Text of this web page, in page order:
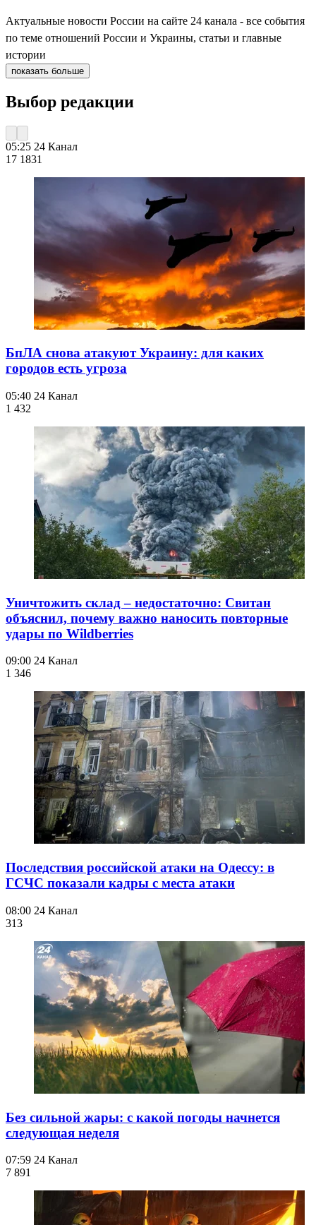
Актуальные новости России на сайте 24 канала - все события
по теме отношений России и Украины, статьи и главные
истории
показать больше
Выбор редакции
05:25 24 Канал
17 1831
БпЛА снова атакуют Украину: для каких
городов есть угроза
05:40 24 Канал
1 432
Уничтожить склад – недостаточно: Свитан
объяснил, почему важно наносить повторные
удары по Wildberries
09:00 24 Канал
1 346
Последствия российской атаки на Одессу: в
ГСЧС показали кадры с места атаки
08:00 24 Канал
313
Без сильной жары: с какой погоды начнется
следующая неделя
07:59 24 Канал
7 891